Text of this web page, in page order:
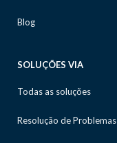
Blog
SOLUÇÕES VIA
Todas as soluções
Resolução de Problemas